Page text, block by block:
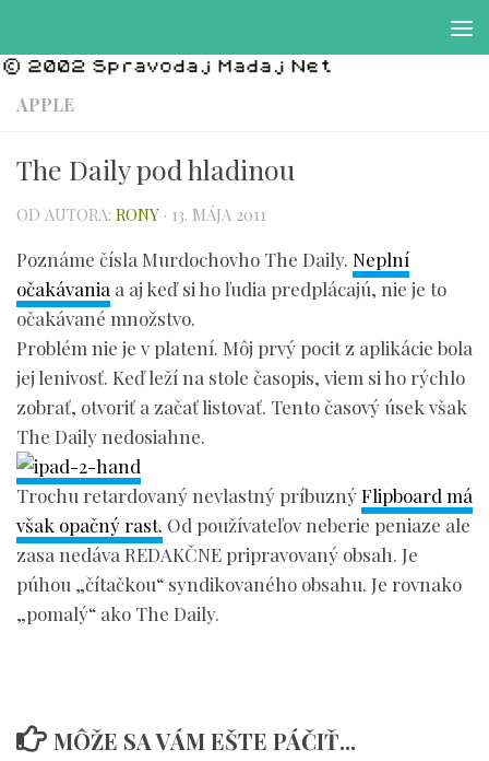
APPLE
The Daily pod hladinou
OD AUTORA: RONY · 13. MÁJA 2011
Poznáme čísla Murdochovho The Daily. Neplní
očakávania a aj keď si ho ľudia predplácajú, nie je to
očakávané množstvo.
Problém nie je v platení. Môj prvý pocit z aplikácie bola
jej lenivosť. Keď leží na stole časopis, viem si ho rýchlo
zobrať, otvoriť a začať listovať. Tento časový úsek však
The Daily nedosiahne.
Trochu retardovaný nevlastný príbuznýFlipboard má
však opačný rast. Od používateľov neberie peniaze ale
zasa nedáva REDAKČNE pripravovaný obsah. Je
púhou „čítačkou“ syndikovaného obsahu. Je rovnako
„pomalý“ ako The Daily.
MÔŽE SA VÁM EŠTE PÁČIŤ...